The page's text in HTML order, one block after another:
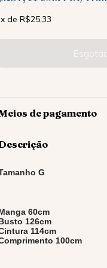
x de R$25,33
de pagamento
G
60cm
126cm
114cm
100cm